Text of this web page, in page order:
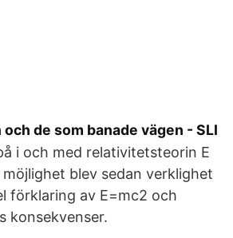
de som banade vägen - SLI
i och med relativitetsteorin E
blev sedan verklighet
förklaring av E=mc2 och
konsekvenser.